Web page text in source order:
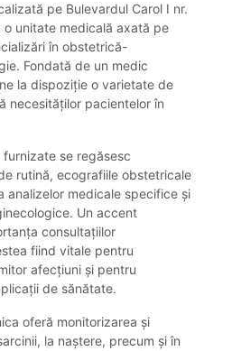
pe Bulevardul Carol I nr.
unitate medicală axată pe
în obstetrică-
Fondată de un medic
la dispoziție o varietate de
necesităților pacientelor în
se regăsesc
rutină, ecografiile obstetricale
analizelor medicale specifice și
Un accent
consultațiilor
fiind vitale pentru
afecțiuni și pentru
de sănătate.
oferă monitorizarea și
la naștere, precum și în